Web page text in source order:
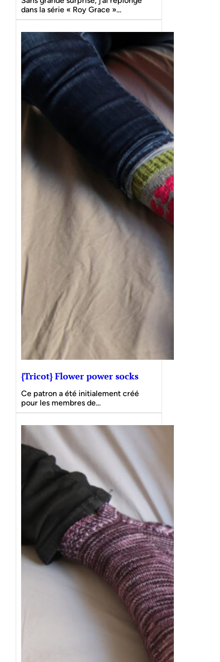
dans la série « Roy Grace »…
{Tricot} Flower power socks
Ce patron a été initialement créé
pour les membres de…